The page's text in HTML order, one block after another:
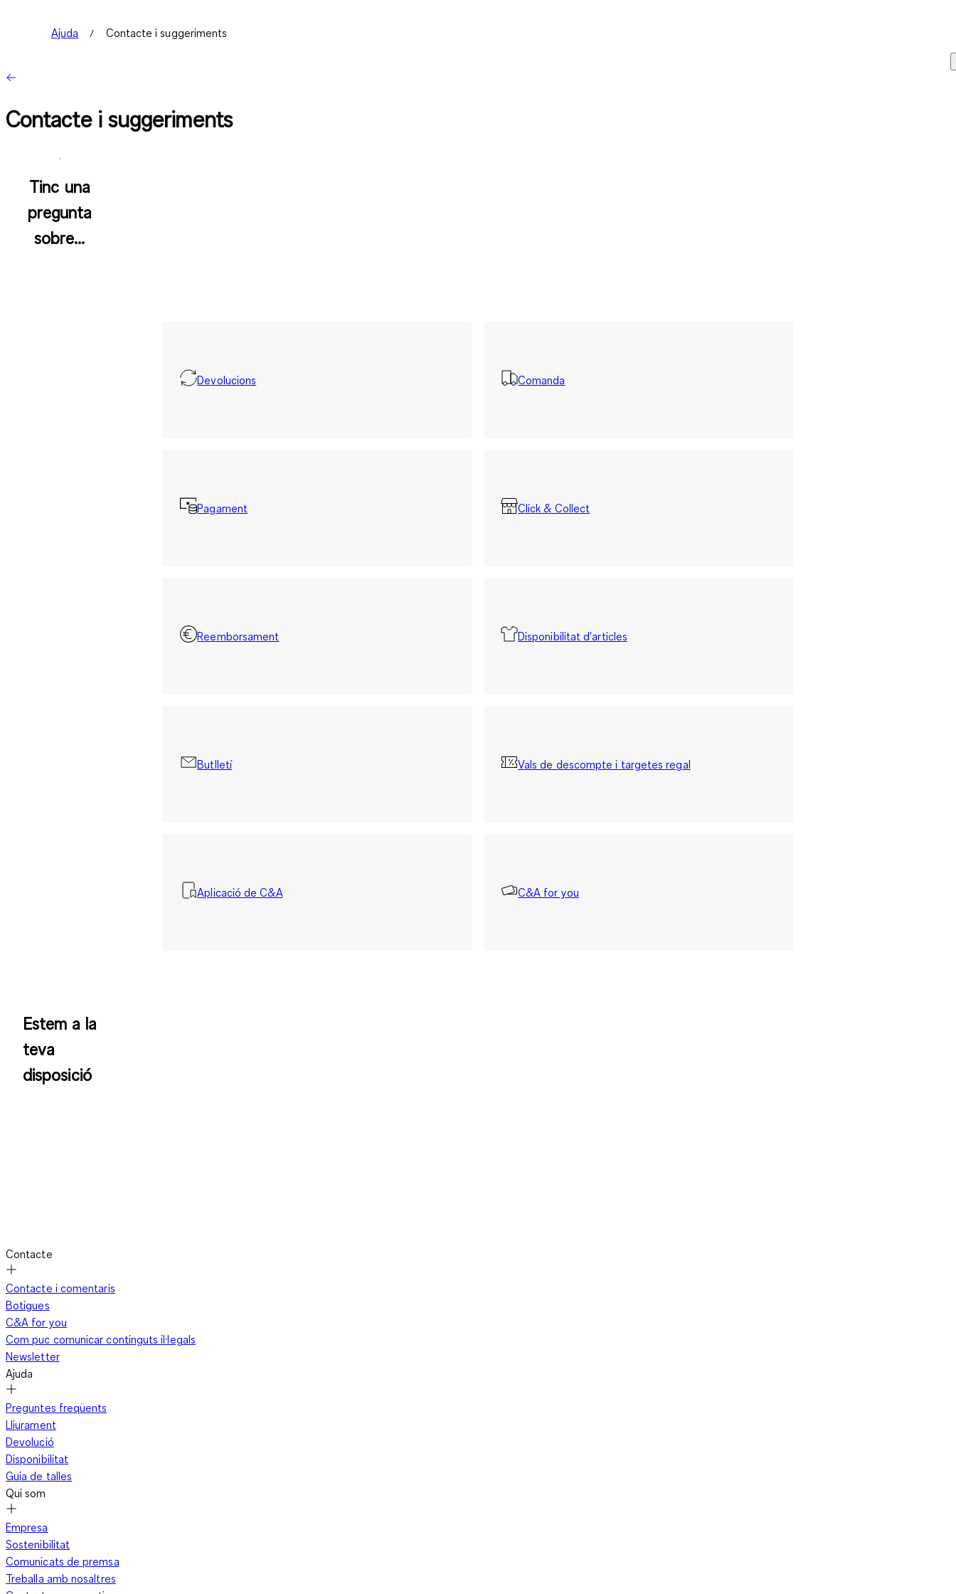
Ajuda Contacte i suggeriments
Contacte i suggeriments
Tinc una
pregunta
sobre...
Devolucions Comanda
Pagament Click & Collect
Reemborsament Disponibilitat d'articles
Butlletí Vals de descompte i targetes regal
Aplicació de C&A C&A for you
Estem a la
teva
disposició
Contacte
Contacte i comentaris
Botigues
C&A for you
Com puc comunicar continguts il·legals
Newsletter
Ajuda
Preguntes freqüents
Lliurament
Devolució
Disponibilitat
Guia de talles
Qui som
Empresa
Sostenibilitat
Comunicats de premsa
Treballa amb nosaltres